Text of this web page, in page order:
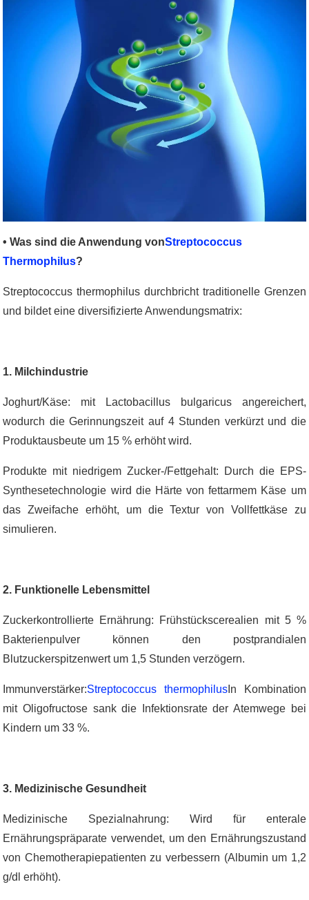
• Was sind die Anwendung vonStreptococcus
Thermophilus?
Streptococcus thermophilus durchbricht traditionelle Grenzen
und bildet eine diversifizierte Anwendungsmatrix:
1. Milchindustrie
Joghurt/Käse: mit Lactobacillus bulgaricus angereichert,
wodurch die Gerinnungszeit auf 4 Stunden verkürzt und die
Produktausbeute um 15 % erhöht wird.
Produkte mit niedrigem Zucker-/Fettgehalt: Durch die EPS-
Synthesetechnologie wird die Härte von fettarmem Käse um
das Zweifache erhöht, um die Textur von Vollfettkäse zu
simulieren.
2. Funktionelle Lebensmittel
Zuckerkontrollierte Ernährung: Frühstückscerealien mit 5 %
Bakterienpulver können den postprandialen
Blutzuckerspitzenwert um 1,5 Stunden verzögern.
Immunverstärker:Streptococcus thermophilus In Kombination
mit Oligofructose sank die Infektionsrate der Atemwege bei
Kindern um 33 %.
3. Medizinische Gesundheit
Medizinische Spezialnahrung: Wird für enterale
Ernährungspräparate verwendet, um den Ernährungszustand
von Chemotherapiepatienten zu verbessern (Albumin um 1,2
g/dl erhöht).